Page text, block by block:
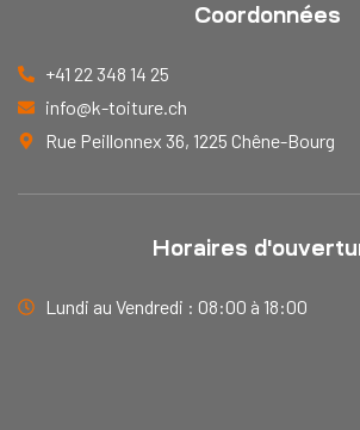
Coordonnées
+41 22 348 14 25
info@k-toiture.ch
Rue Peillonnex 36, 1225 Chêne-Bourg
Horaires
Lundi au Vendredi : 08:00 à 18:00